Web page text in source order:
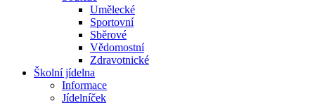
Umělecké
Sportovní
Sběrové
Vědomostní
Zdravotnické
Školní jídelna
Informace
Jídelníček